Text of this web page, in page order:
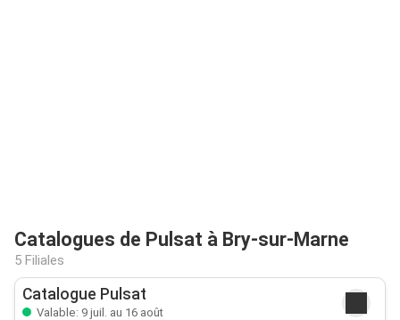
Catalogues de Pulsat à Bry-sur-Marne
5 Filiales
Catalogue Pulsat
Valable: 9 juil. au 16 août